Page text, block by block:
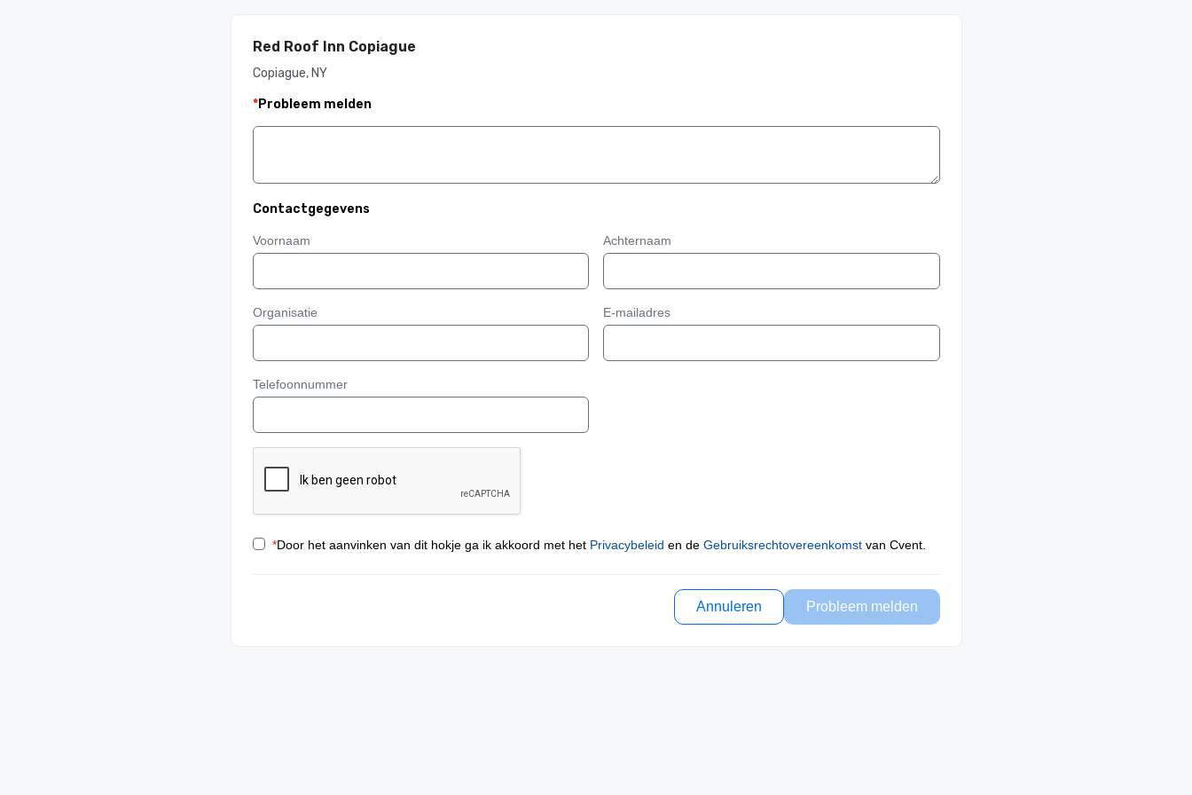
Red Roof Inn Copiague
Copiague, NY
*Probleem melden
Contactgegevens
Voornaam Achternaam
Organisatie E-mailadres
Telefoonnummer
*Door het aanvinken van dit hokje ga ik akkoord met het Privacybeleid en de Gebruiksrechtovereenkomstvan Cvent.
Annuleren Probleem melden